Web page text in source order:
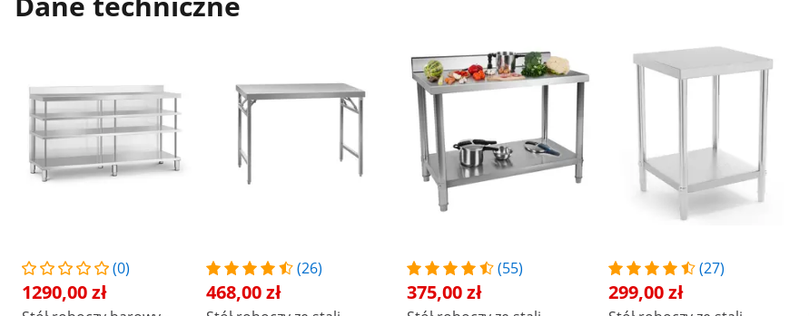
(0)
1290,00 zł
(26)
468,00 zł
(55)
375,00 zł
(27)
299,00 zł